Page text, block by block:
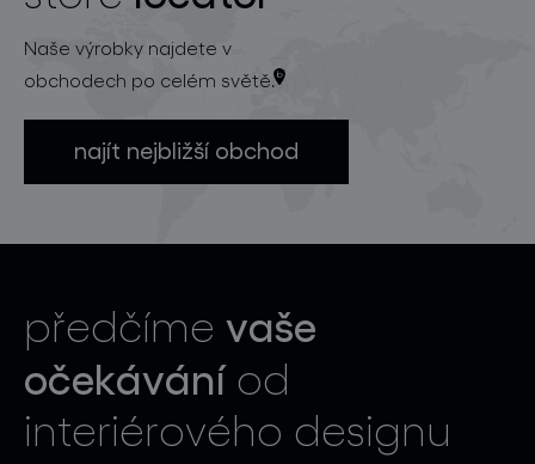
Naše výrobky najdete v
obchodech po celém světě.
najít nejbližší obchod
předčíme vaše
očekáváníod
interiérového designu